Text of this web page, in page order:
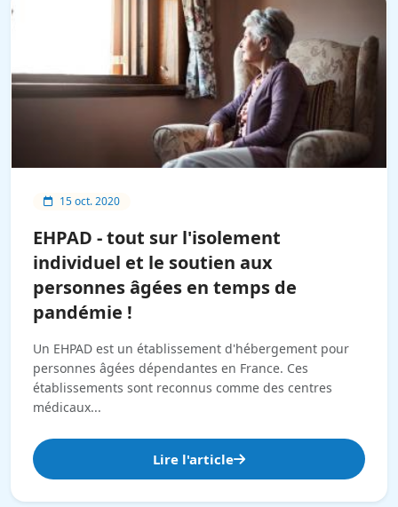
15 oct. 2020
EHPAD - tout sur l'isolement
individuel et le soutien aux
personnes âgées en temps de
pandémie !
Un EHPAD est un établissement d'hébergement pour
personnes âgées dépendantes en France. Ces
établissements sont reconnus comme des centres
médicaux...
Lire l'article